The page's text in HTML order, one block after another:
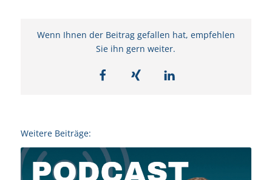
Wenn Ihnen der Beitrag gefallen hat, empfehlen
Sie ihn gern weiter.
Weitere Beiträge: